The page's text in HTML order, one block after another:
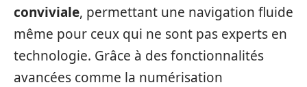
conviviale, permettant une navigation fluide
même pour ceux qui ne sont pas experts en
technologie. Grâce à des fonctionnalités
avancées comme la numérisation